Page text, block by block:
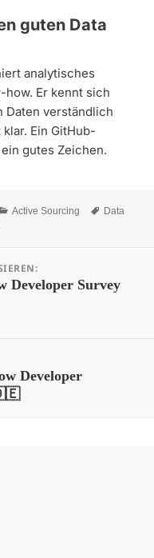
guten Data
analytisches
Er kennt sich
Daten verständlich
Ein GitHub-
gutes Zeichen.
Kategorien
Active Sourcing
Data
Developer Survey
Developer